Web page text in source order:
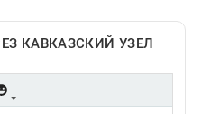
КАВКАЗСКИЙ УЗЕЛ